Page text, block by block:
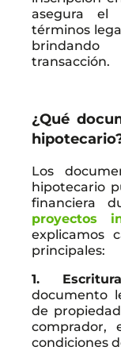
asegura el
términos
transacción.
¿Qué
Los
hipotecario
financiera
proyectos
explicamos
principales:
1.
documento
de
comprador,
condiciones